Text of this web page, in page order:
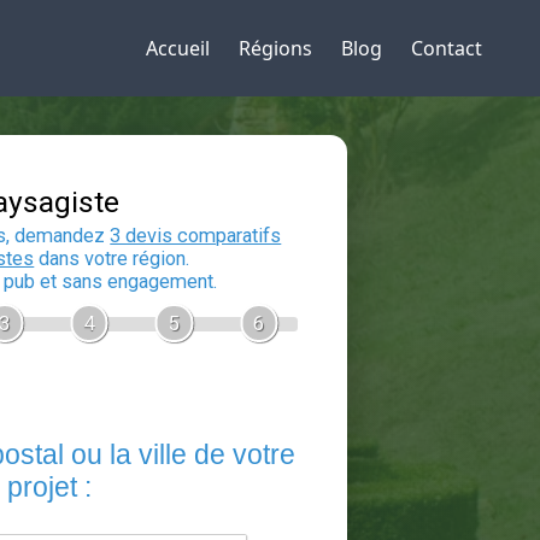
Accueil Régions Blog Contact
Devis Paysagiste
En 5 minutes, demandez
auxpaysagistesdans votre région.
Gratuit, sans pub et sans engagement.